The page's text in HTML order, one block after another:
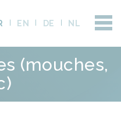
EN DE NL
(mouches,